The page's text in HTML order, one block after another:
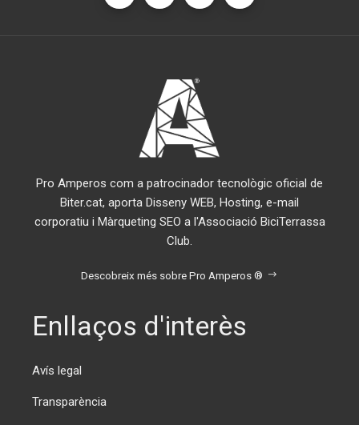
Pro Amperos com a patrocinador tecnològic oficial de
Biter.cat, aporta Disseny WEB, Hosting, e-mail
corporatiu i Màrqueting SEO a l'Associació BiciTerrassa
Club.
Descobreix més sobre Pro Amperos ®
Enllaços d'interès
Avís legal
Transparència